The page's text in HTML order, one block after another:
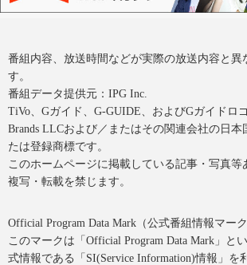
番組内容、放送時間などが実際の放送内容と異
す。
番組データ提供元：IPG Inc.
TiVo、Gガイド、G-GUIDE、およびGガイドロ
Brands LLCおよび／またはその関連会社の日本
たは登録商標です。
このホームページに掲載している記事・写真等
複写・転載を禁じます。
Official Program Data Mark（公式番組情報マーク
このマークは「Official Program Data Mark」と
式情報である「SI(Service Information)情報」を